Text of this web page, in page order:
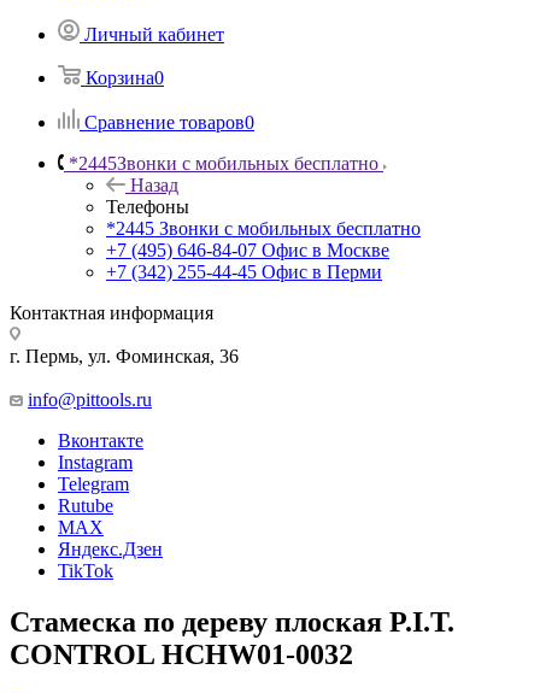
Личный кабинет
Корзина0
Сравнение товаров0
*2445Звонки с мобильных бесплатно
Назад
Телефоны
*2445 Звонки с мобильных бесплатно
+7 (495) 646-84-07 Офис в Москве
+7 (342) 255-44-45 Офис в Перми
Контактная информация
г. Пермь, ул. Фоминская, 36
info@pittools.ru
Вконтакте
Instagram
Telegram
Rutube
MAX
Яндекс.Дзен
TikTok
Стамеска по дереву плоская P.I.T.
CONTROL HCHW01-0032